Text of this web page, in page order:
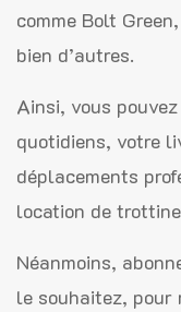
comme Bolt
bien d’autres.
Ainsi, vous
quotidiens, votre
déplacements
location de
Néanmoins,
le souhaitez, pour